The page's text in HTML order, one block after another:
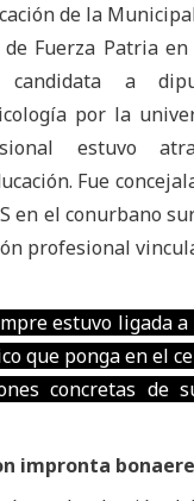
de la
Fuerza Patria en
candidata a
por la
estuvo
Fue
en el conurbano
profesional
estuvo ligada a
que ponga en el
concretas de
impronta